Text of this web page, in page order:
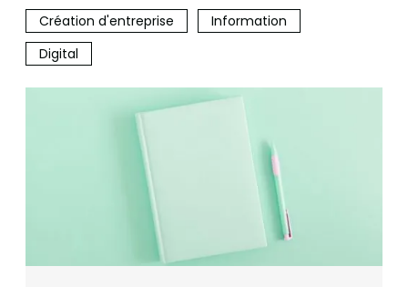
Création d'entreprise
Information
Digital